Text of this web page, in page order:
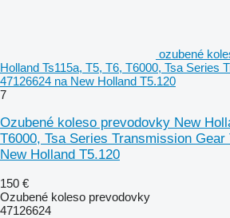
ozubené
Holland Ts115a, T5, T6, T6000, Tsa Series
47126624 na New Holland T5.120
7
Ozubené koleso prevodovky New
T6000, Tsa Series Transmission Gear
New Holland T5.120
150 €
Ozubené koleso prevodovky
47126624